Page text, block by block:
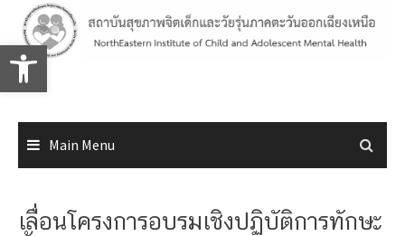
Open toolbar
content
Main Menu
เลื่อนโครงการอบรมเชิงปฏิบัติการทักษะ